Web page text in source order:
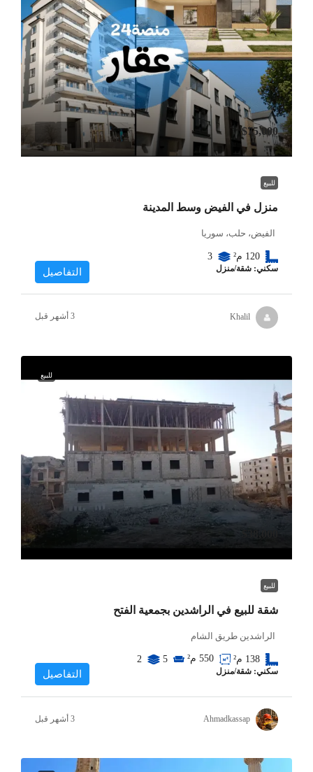
$75,000
للبيع
منزل في الفيض وسط المدينة
الفيض، حلب، سوريا
120 م² 3
سكني: شقة/منزل التفاصيل
Khalil
للبيع
للبيع
شقة للبيع في الراشدين بجمعية الفتح
الراشدين طريق الشام
138 م² 550 م² 5
2
سكني: شقة/منزل التفاصيل
Ahmadkassap